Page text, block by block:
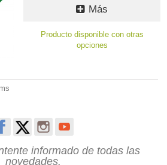
Más
Producto disponible con otras
opciones
informado de todas las
novedades.